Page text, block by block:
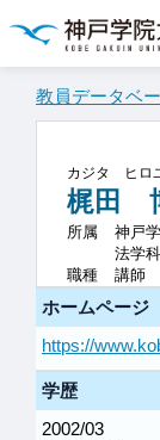
教員データベ
カジタ ヒロ
梶田
所属
神戸
法学科
職種
講師
ホームページ
https://
学歴
2002/03